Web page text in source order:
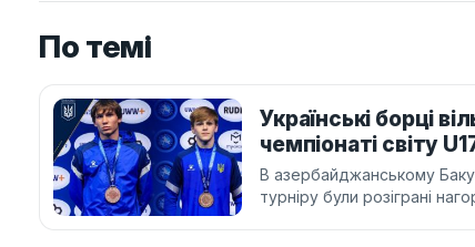
По темі
Українські борці
чемпіонаті світу
В азербайджанському
турніру були розіграні